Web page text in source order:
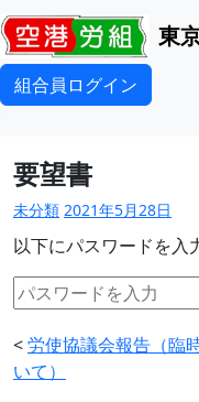
東
組合員ログイン
要望書
未分類 2021年5月28日
以下にパスワードを入
<労使協議会報告（臨
いて）